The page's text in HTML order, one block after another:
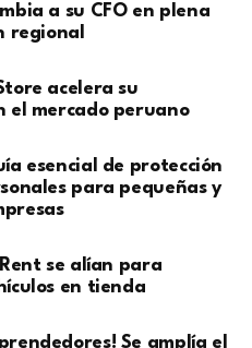
a su CFO en plena
regional
acelera su
el mercado peruano
esencial de protección
para pequeñas y
se alían para
en tienda
Se amplía el